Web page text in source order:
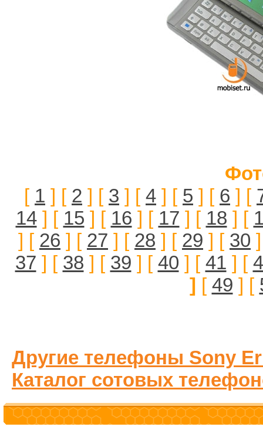
[ 1 ] [ 2 ] [ 3 ] [ 4 ] [ 5 ] [ 6 ] [
14] [ 15 ] [ 16 ] [ 17 ] [ 18 ] [
] [ 26 ] [ 27 ] [ 28 ] [ 29 ] [ 30
37 ] [ 38 ] [ 39 ] [ 40 ] [ 41 ] [
] [ 49 ] [
Другие телефоны Sony
Каталог сотовых